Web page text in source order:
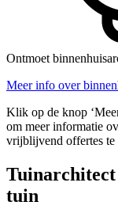
Ontmoet
Meer info over
Klik op de knop
om meer informatie
vrijblijvend offertes te
Tuinarchitect
tuin